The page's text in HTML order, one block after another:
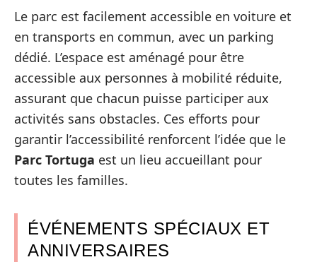
Le parc est facilement accessible en voiture et
en transports en commun, avec un parking
dédié. L’espace est aménagé pour être
accessible aux personnes à mobilité réduite,
assurant que chacun puisse participer aux
activités sans obstacles. Ces efforts pour
garantir l’accessibilité renforcent l’idée que le
Parc Tortuga est un lieu accueillant pour
toutes les familles.
ÉVÉNEMENTS SPÉCIAUX ET
ANNIVERSAIRES